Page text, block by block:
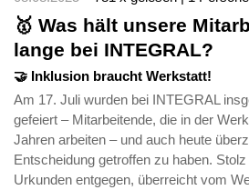
🥇 Was hält unsere
lange bei INTEGRAL?
🤝 Inklusion braucht Werkstatt!
Am 17. Juli wurden bei INTEGRAL
gefeiert – Mitarbeitende, die in der
Jahren arbeiten – und auch heute
Entscheidung getroffen zu haben.
Urkunden entgegen, überreicht vom